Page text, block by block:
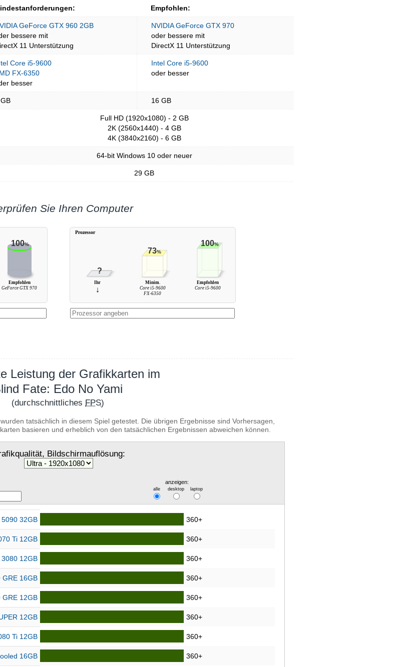
Empfohlen:
GeForce GTX 960 2GB
bessere mit
11 Unterstützung
NVIDIA GeForce GTX 970
oder bessere mit
DirectX 11 Unterstützung
Core i5-9600
FX-6350
besser
Intel Core i5-9600
oder besser
16 GB
Full HD (1920x1080) - 2 GB
2K (2560x1440) - 4 GB
4K (3840x2160) - 6 GB
64-bit Windows 10 oder neuer
29 GB
Sie Ihren Computer
100%
Empfohlen
GeForce GTX 970
?
73%
100%
Ihr
↓
Minim.
Core i5-9600
FX-6350
Empfohlen
Core i5-9600
Prozessor
Leistung der Grafikkarten im
Fate: Edo No Yami
(durchschnittliches FPS)
tatsächlich in diesem Spiel getestet. Die übrigen Ergebnisse sind Vorhersagen,
basieren und erheblich von den tatsächlichen Ergebnissen abweichen können.
Bildschirmauflösung:
anzeigen:
alle desktop laptop
32GB 360+
Ti 12GB 360+
12GB 360+
GRE 16GB 360+
GRE 12GB 360+
12GB 360+
Ti 12GB 360+
16GB 360+